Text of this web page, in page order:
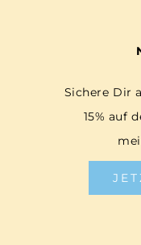
Sichere Dir
15% auf